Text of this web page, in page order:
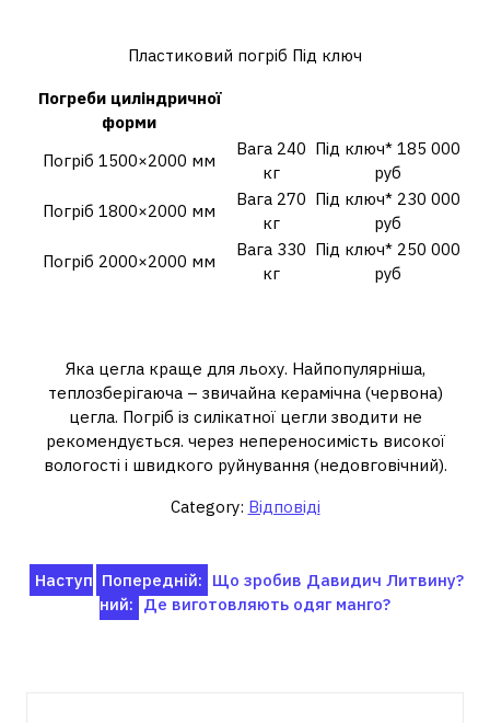
Пластиковий погріб Під ключ
Погреби циліндричної
форми
Погріб 1500×2000 мм
Вага 240
кг
Під ключ* 185 000
руб
Погріб 1800×2000 мм
Вага 270
кг
Під ключ* 230 000
руб
Погріб 2000×2000 мм
Вага 330
кг
Під ключ* 250 000
руб
Яка цегла краще для льоху. Найпопулярніша,
теплозберігаюча – звичайна керамічна (червона)
цегла. Погріб із силікатної цегли зводити не
рекомендується. через непереносимість високої
вологості і швидкого руйнування (недовговічний).
Category: Відповіді
Навігація
записів
Попередній: Що зробив Давидич Литвину?
Наступ
ний: Де виготовляють одяг манго?